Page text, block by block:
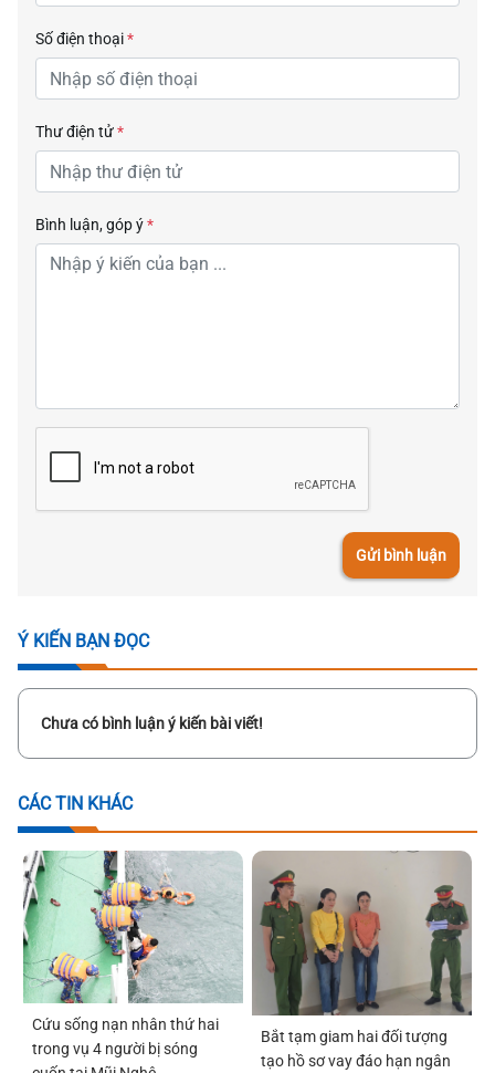
Số điện thoại*
Thư điện tử*
Bình luận, góp ý*
Gửi bình luận
Ý KIẾN BẠN ĐỌC
Chưa có bình luận ý kiến bài viết!
CÁC TIN KHÁC
Cứu sống nạn nhân thứ hai
trong vụ 4 người bị sóng
Bắt tạm giam hai đối tượng
tạo hồ sơ vay đáo hạn ngân